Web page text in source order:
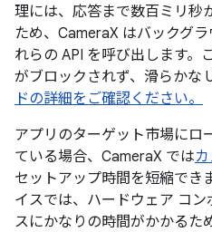
理には、応答まで数百ミリ秒
ため、CameraX はバックグ
れらの API を呼び出します。
がブロックされず、滑らかな
ドの詳細をご確認ください。
アプリのターゲット市場にロ
ている場合、CameraX では
セットアップ時間を短縮でき
イスでは、ハードウェア コ
スにかなりの時間がかかるた